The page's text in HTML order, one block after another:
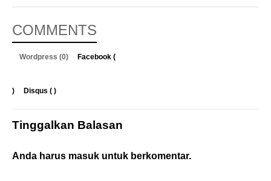
COMMENTS
Wordpress (0) Facebook (
) Disqus ( )
Tinggalkan Balasan
Anda harus masuk untuk berkomentar.